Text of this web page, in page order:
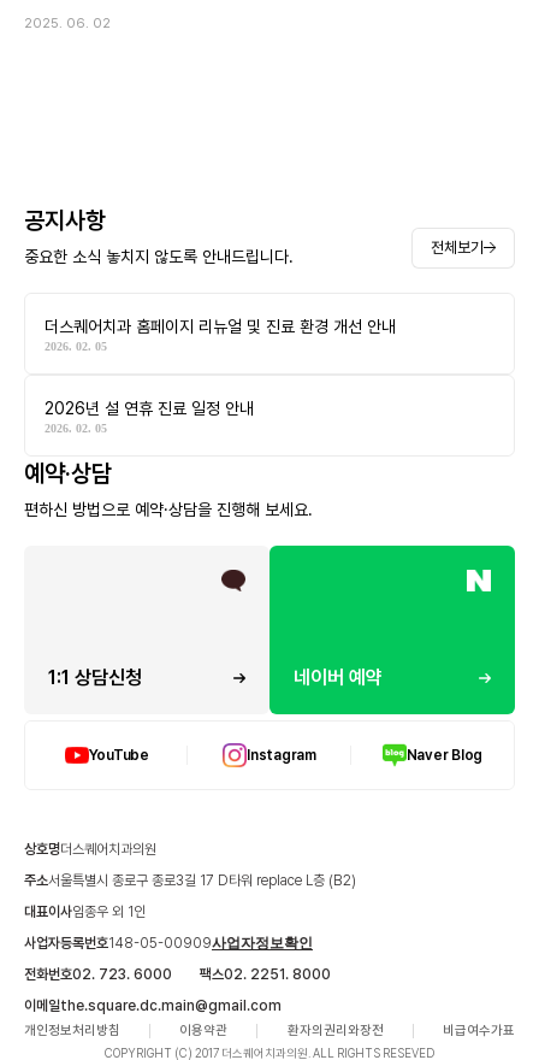
2025. 06. 02
공지사항
중요한 소식 놓치지 않도록 안내드립니다. 전체보기
더스퀘어치과 홈페이지 리뉴얼 및 진료 환경 개선 안내
2026. 02. 05
2026년 설 연휴 진료 일정 안내
2026. 02. 05
예약·상담
편하신 방법으로 예약·상담을 진행해 보세요.
1:1 상담신청 네이버 예약
YouTube Instagram Naver Blog
상호명더스퀘어치과의원
주소서울특별시 종로구 종로3길 17 D타워 replace L층 (B2)
대표이사임종우 외 1인
사업자등록번호148-05-00909사업자정보확인
전화번호02. 723. 6000 팩스02. 2251. 8000
이메일the.square.dc.main@gmail.com
개인정보처리방침 이용약관 환자의권리와장전 비급여수가표
COPYRIGHT (C) 2017 더스퀘어치과의원. ALL RIGHTS RESEVED